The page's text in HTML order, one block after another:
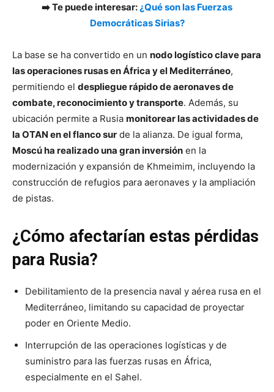
➡️ Te puede interesar:¿Qué son las Fuerzas
Democráticas Sirias?
La base se ha convertido en un nodo logístico clave para
las operaciones rusas en África y el Mediterráneo,
permitiendo el despliegue rápido de aeronaves de
combate, reconocimiento y transporte. Además, su
ubicación permite a Rusia monitorear las actividades de
la OTAN en el flanco sur de la alianza. De igual forma,
Moscú ha realizado una gran inversión en la
modernización y expansión de Khmeimim, incluyendo la
construcción de refugios para aeronaves y la ampliación
de pistas.
¿Cómo afectarían estas pérdidas
para Rusia?
Debilitamiento de la presencia naval y aérea rusa en el
Mediterráneo, limitando su capacidad de proyectar
poder en Oriente Medio.
Interrupción de las operaciones logísticas y de
suministro para las fuerzas rusas en África,
especialmente en el Sahel.